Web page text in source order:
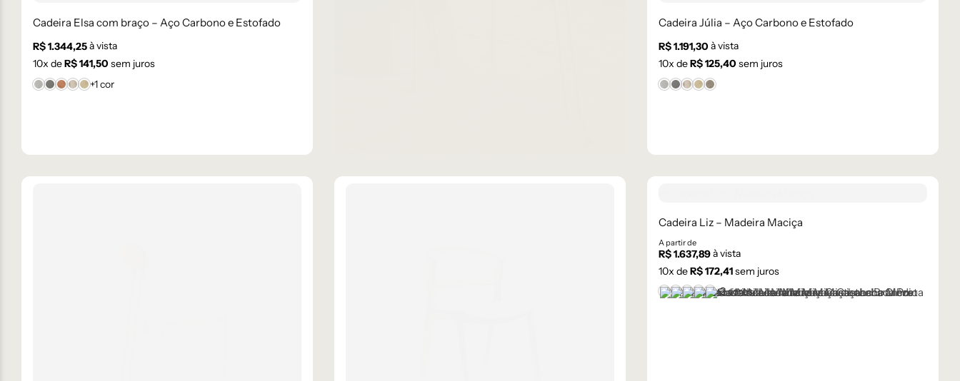
Cadeira Elsa com braço – Aço Carbono e Estofado
R$1.344,25à vista
10x deR$141,50 sem juros
Bouclê 1
Bouclê 2
Cartago
Facto 61
Linho 11
+1 cor
Cadeira Júlia – Aço Carbono e Estofado
R$1.191,30 à vista
10x deR$125,40 sem juros
Bouclê 1
Bouclê 2
Facto 61
Linho 11
Linho 14
Cadeira Liz – Madeira Maciça
A partir de
R$1.637,89à vista
10x deR$172,41sem juros
Castanho
Castanho Médio
Laca Branco
Laca Cinza
Laca Preta
+2 cores